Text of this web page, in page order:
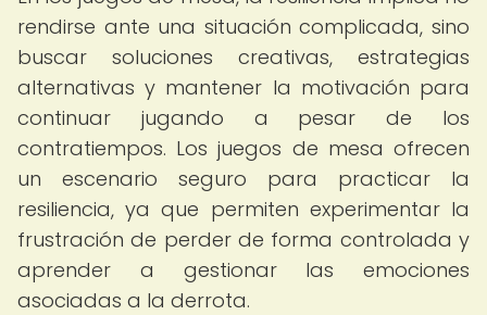
rendirse ante una situación complicada, sino
buscar soluciones creativas, estrategias
alternativas y mantener la motivación para
continuar jugando a pesar de los
contratiempos. Los juegos de mesa ofrecen
un escenario seguro para practicar la
resiliencia, ya que permiten experimentar la
frustración de perder de forma controlada y
aprender a gestionar las emociones
asociadas a la derrota.